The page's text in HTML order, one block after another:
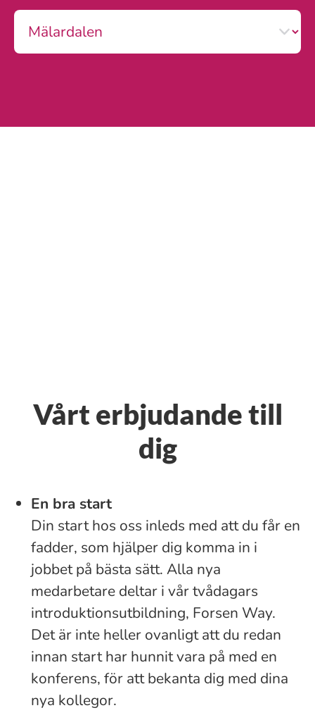
Vårt erbjudande till
dig
En bra start
Din start hos oss inleds med att du får en
fadder, som hjälper dig komma in i
jobbet på bästa sätt. Alla nya
medarbetare deltar i vår tvådagars
introduktionsutbildning, Forsen Way.
Det är inte heller ovanligt att du redan
innan start har hunnit vara på med en
konferens, för att bekanta dig med dina
nya kollegor.